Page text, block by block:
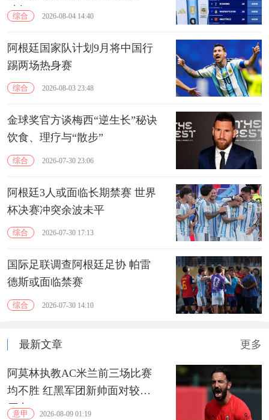
破亿
综合 2026-08-04 14:40
阿根廷国家队计划9月将中国行
踢两场热身赛
综合 2026-08-03 23:48
金球奖官方谈梅西“逆生长”秘诀
饮食、理疗与“散步”
综合 2026-07-30 23:06
阿根廷3人或面临长期禁赛 世界
杯决赛冲突余波未平
综合 2026-07-30 17:13
国际足联调查阿根廷足协 帕雷
德斯或面临禁赛
综合 2026-07-30 14:10
最新文章 更多
阿莫林执教AC米兰前三场比赛
均不胜 红黑军团新帅面对较大
压力
意甲 2026-08-09 01:19